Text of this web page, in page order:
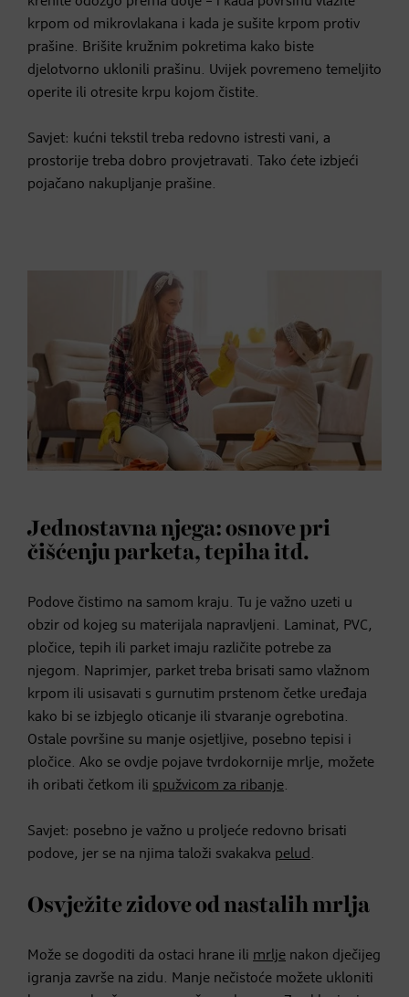
krpom od mikrovlakana i kada je sušite krpom protiv
prašine. Brišite kružnim pokretima kako biste
djelotvorno uklonili prašinu. Uvijek povremeno temeljito
operite ili otresite krpu kojom čistite.
Savjet: kućni tekstil treba redovno istresti vani, a
prostorije treba dobro provjetravati. Tako ćete izbjeći
pojačano nakupljanje prašine.
Jednostavna njega: osnove pri
čišćenju parketa, tepiha itd.
Podove čistimo na samom kraju. Tu je važno uzeti u
obzir od kojeg su materijala napravljeni. Laminat, PVC,
pločice, tepih ili parket imaju različite potrebe za
njegom. Naprimjer, parket treba brisati samo vlažnom
krpom ili usisavati s gurnutim prstenom četke uređaja
kako bi se izbjeglo oticanje ili stvaranje ogrebotina.
Ostale površine su manje osjetljive, posebno tepisi i
pločice. Ako se ovdje pojave tvrdokornije mrlje, možete
ih oribati četkom ili spužvicom za ribanje.
Savjet: posebno je važno u proljeće redovno brisati
podove, jer se na njima taloži svakakva pelud .
Osvježite zidove od nastalih mrlja
Može se dogoditi da ostaci hrane ili mrlje nakon dječijeg
igranja završe na zidu. Manje nečistoće možete ukloniti